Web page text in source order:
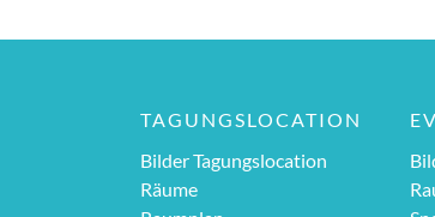
TAGUNGSLOCATION
Bilder Tagungslocation
Räume